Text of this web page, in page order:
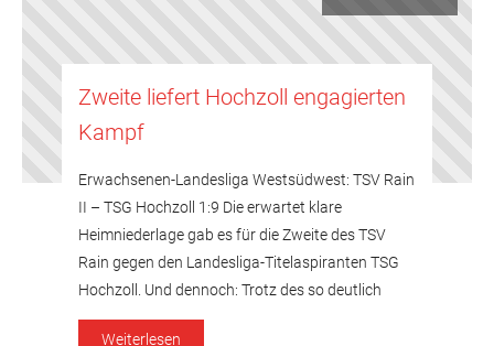
Zweite liefert Hochzoll engagierten
Kampf
Erwachsenen-Landesliga Westsüdwest: TSV Rain
II – TSG Hochzoll 1:9 Die erwartet klare
Heimniederlage gab es für die Zweite des TSV
Rain gegen den Landesliga-Titelaspiranten TSG
Hochzoll. Und dennoch: Trotz des so deutlich
wirkenden 1:9 schlichen die Akteure des
Weiterlesen